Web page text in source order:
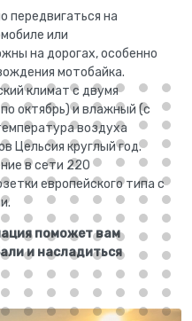
передвигаться на
или
на дорогах, особенно
мотобайка.
климат с двумя
октябрь) и влажный (с
воздуха
Цельсия круглый год.
в сети 220
европейского типа с
поможет вам
и насладиться